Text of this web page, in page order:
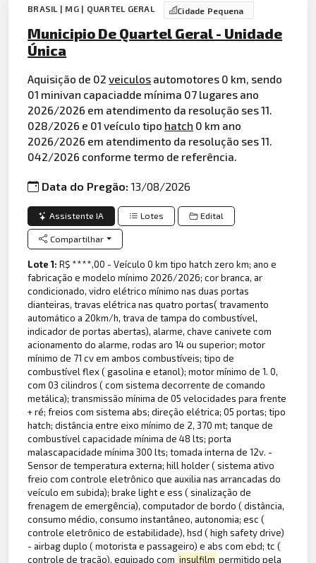
BRASIL | MG | QUARTEL GERAL Cidade Pequena
Municipio De Quartel Geral - Unidade
Única
Aquisição de 02veiculos automotores 0 km, sendo
01 minivan capaciadde mínima 07 lugares ano
2026/2026 em atendimento da resolução ses 11.
028/2026 e 01 veículo tipo hatch 0 km ano
2026/2026 em atendimento da resolução ses 11.
042/2026 conforme termo de referência.
Data do Pregão:13/08/2026
Assistente IA Lotes Edital
Compartilhar
Lote 1:R$ ****,00 - Veículo 0 km tipo hatch zero km; ano e
fabricação e modelo mínimo 2026/2026; cor branca, ar
condicionado, vidro elétrico mínimo nas duas portas
dianteiras, travas elétrica nas quatro portas( travamento
automático a 20km/h, trava de tampa do combustível,
indicador de portas abertas), alarme, chave canivete com
acionamento do alarme, rodas aro 14 ou superior; motor
mínimo de 71 cv em ambos combustíveis; tipo de
combustível flex ( gasolina e etanol); motor mínimo de 1. 0,
com 03 cilindros ( com sistema decorrente de comando
metálica); transmissão mínima de 05 velocidades para frente
+ ré; freios com sistema abs; direção elétrica; 05 portas; tipo
hatch; distância entre eixo mínimo de 2, 370 mt; tanque de
combustível capacidade mínima de 48 lts; porta
malascapacidade mínima 300 lts; tomada interna de 12v. -
Sensor de temperatura externa; hill holder ( sistema ativo
freio com controle eletrônico que auxilia nas arrancadas do
veículo em subida); brake light e ess ( sinalização de
frenagem de emergência), computador de bordo ( distância,
consumo médio, consumo instantâneo, autonomia; esc (
controle eletrônico de estabilidade), hsd ( high safety drive)
- airbag duplo ( motorista e passageiro) e abs com ebd; tc (
controle de tração), equipado com insulfilm permitido pela